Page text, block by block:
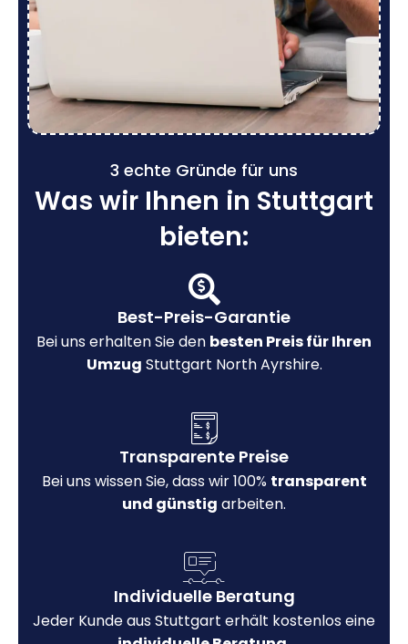
3 echte Gründe für uns
Was wir Ihnen in Stuttgart
bieten:
Best-Preis-Garantie
Bei uns erhalten Sie den besten Preis für Ihren
Umzug Stuttgart North Ayrshire.
Transparente Preise
Bei uns wissen Sie, dass wir 100% transparent
und günstig arbeiten.
Individuelle Beratung
Jeder Kunde aus Stuttgart erhält kostenlos eine